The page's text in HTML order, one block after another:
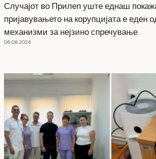
Случајот во Прилеп уште еднаш
пријавувањето на корупцијата е еден
механизми за нејзино спречување
06.08.2026